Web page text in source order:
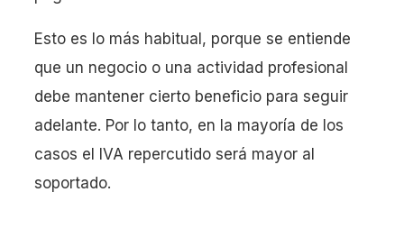
Esto es lo más habitual, porque se entiende
que un negocio o una actividad profesional
debe mantener cierto beneficio para seguir
adelante. Por lo tanto, en la mayoría de los
casos el IVA repercutido será mayor al
soportado.